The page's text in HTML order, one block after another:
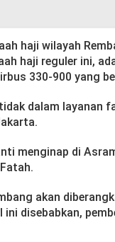
haji wilayah
haji reguler ini,
330-900 yang
dalam layanan
menginap di
akan
ini disebabkan,